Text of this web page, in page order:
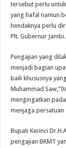
tersebut perlu
yang hafal namun
hendaknya perlu
Plt. Gubernur Jambi.
Pengajian yang
menjadi bagian
baik khususnya
Muhammad
mengingatkan
menjaga persatuan
Bupati Kerinci
pengajian BKMT